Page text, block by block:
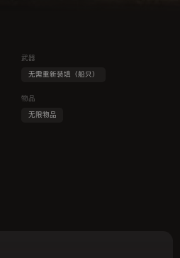
武器
无需重新装填（船只）
物品
无限物品